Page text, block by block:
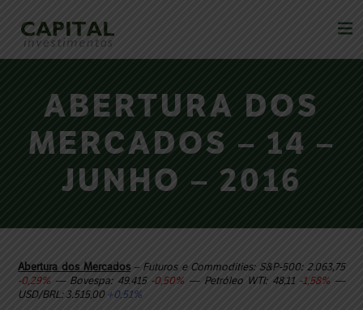
ABERTURA DOS
MERCADOS – 14 –
JUNHO – 2016
Abertura dos Mercados– Futuros e Commodities: S&P-500: 2.063,75
-0,29% — Bovespa: 49.415 -0,50% — Petróleo WTI: 48,11 -1,58% —
USD/BRL: 3.515,00 +0,51%